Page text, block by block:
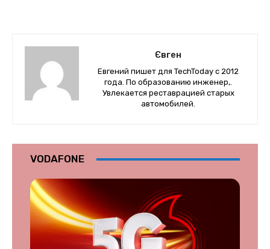
Євген
Евгений пишет для TechToday с 2012
года. По образованию инженер,.
Увлекается реставрацией старых
автомобилей.
VODAFONE